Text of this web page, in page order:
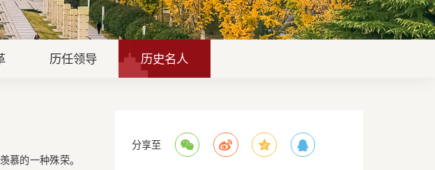
历任领导 历史名人
慕的一种殊荣。
分享至